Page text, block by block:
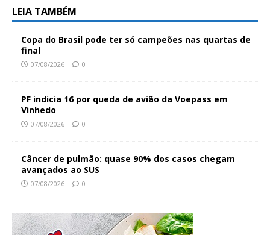
LEIA TAMBÉM
Copa do Brasil pode ter só campeões nas quartas de
final
07/08/2026 0
PF indicia 16 por queda de avião da Voepass em
Vinhedo
07/08/2026 0
Câncer de pulmão: quase 90% dos casos chegam
avançados ao SUS
07/08/2026 0